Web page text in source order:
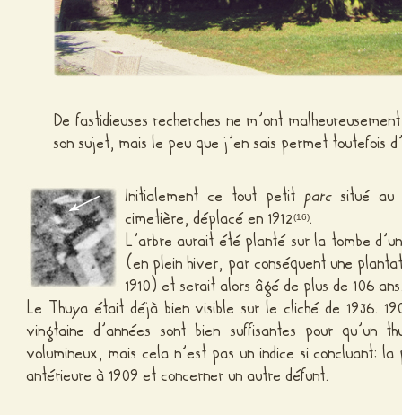
De fastidieuses recherches ne m’ont
son sujet, mais le peu que j’en sais permet toutefois
Initialement ce tout petitparc situé au
cimetière, déplacé en 1912(16).
L’arbre aurait été planté sur la tombe
(en plein hiver, par conséquent une
1910) et serait alors âgé de plus de 106
Le Thuya était déjà bien visible sur le cliché de 1936.
vingtaine d’années sont bien suffisantes pour qu’un
volumineux, mais cela n’est pas un indice si concluant:
antérieure à 1909 et concerner un autre défunt.